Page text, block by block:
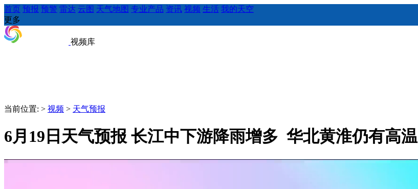
首页 预报 预警 雷达 云图 天气地图 专业产品 资讯 视频 生活 我的天空
更多
视频库
当前位置: > 视频 > 天气预报
6月19日天气预报 长江中下游降雨增多 华北黄淮仍有高温